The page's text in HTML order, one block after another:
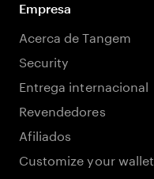
Empresa
Acerca de Tangem
Security
Entrega internacional
Revendedores
Afiliados
Customize your wallet